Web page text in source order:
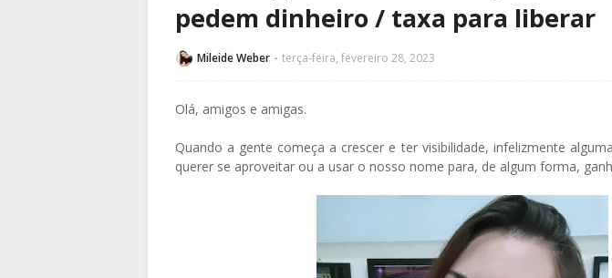
pedem dinheiro / taxa para liberar
Mileide Weber terça-feira, fevereiro 28, 2023
Olá, amigos e amigas.
Quando a gente começa a crescer e ter visibilidade, infelizmente
querer se aproveitar ou a usar o nosso nome para, de algum forma,